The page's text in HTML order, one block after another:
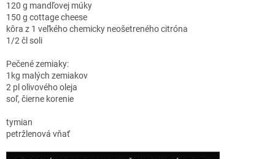
120 g mandľovej múky
150 g cottage cheese
kôra z 1 veľkého chemicky neošetreného citróna
1/2 čl soli
Pečené zemiaky:
1kg malých zemiakov
2 pl olivového oleja
soľ, čierne korenie
tymian
petržlenová vňať